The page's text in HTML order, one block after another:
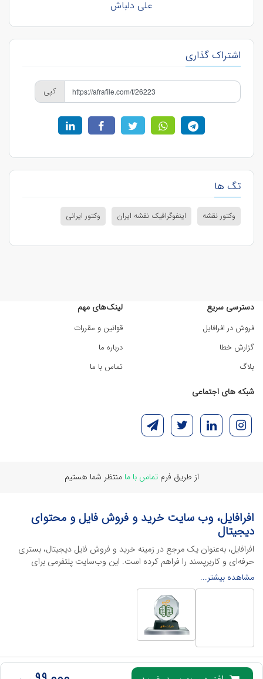
علی دلباش
اشتراک گذاری
کپی
تگ ها
وکتور نقشه اینفوگرافیک نقشه ایران وکتور ایرانی
دسترسی سریع
فروش در افرافایل
گزارش خطا
بلاگ
لینک‌های مهم
قوانین و مقررات
درباره ما
تماس با ما
شبکه های اجتماعی
از طریق فرمتماس با ما منتظر شما هستیم
افرافایل، وب سایت خرید و فروش فایل و محتوای
دیجیتال
افرافایل، به‌عنوان یک مرجع در زمینه خرید و فروش فایل دیجیتال، بستری
حرفه‌ای و کاربرپسند را فراهم کرده است. این وب‌سایت‌ پلتفرمی برای
طراحان، دانشجویان و فریلنسرها ایجاد می‌کند تا به راحتی محصولات
دیجیتال خود را به فروش رسانده یا از محتواهایی باکیفیت برای پیشبرد
اهدافشان استفاده کنند.
این سایت با ارائه تنوع گسترده‌ای از محصولات دیجیتال از انواع فایل های
لایه باز نرم افراهای ادیت ویدئو گرفته تا فایل لایه باز فتوشاپ، ایلاستریتور و
اکسل گرفته تا قالب‌های ارائه پاورپوینت به کاربران کمک می‌کند تا زمان و
هزینه‌های خود را کاهش داده و به سرعت پروژه‌های خود را تکمیل کنند. در
ادامه، به معرفی گوشه‌ای از محصولات افرافایل پرداخته‌ایم:
مشاهده بیشتر...
تمامی حقوق این وب‌سایت برای
محفوظ است، هرگونه کپی برداری از آن پیگرد قانونی